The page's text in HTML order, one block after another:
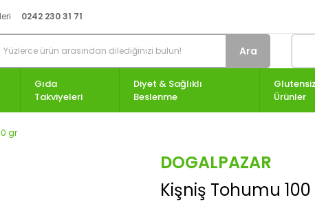
0242 230 31 71
Ara
Gıda
Takviyeleri
Diyet & Sağlıklı
Beslenme
Glutensiz
Ürünler
gr
DOGALPAZAR
Kişniş Tohumu